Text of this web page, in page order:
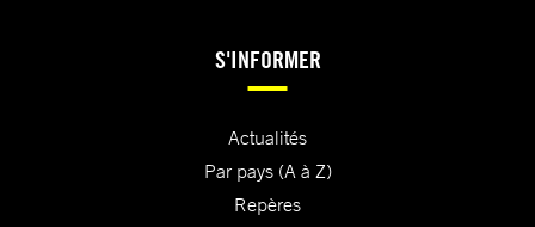
S'INFORMER
Actualités
Par pays (A à Z)
Repères